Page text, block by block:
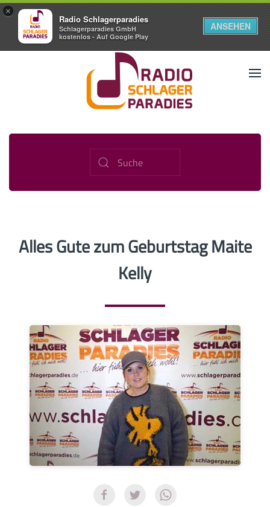
×
Radio Schlagerparadies
Schlagerparadies GmbH
kostenlos - Auf Google Play
ANSEHEN
Alles Gute zum Geburtstag Maite
Kelly